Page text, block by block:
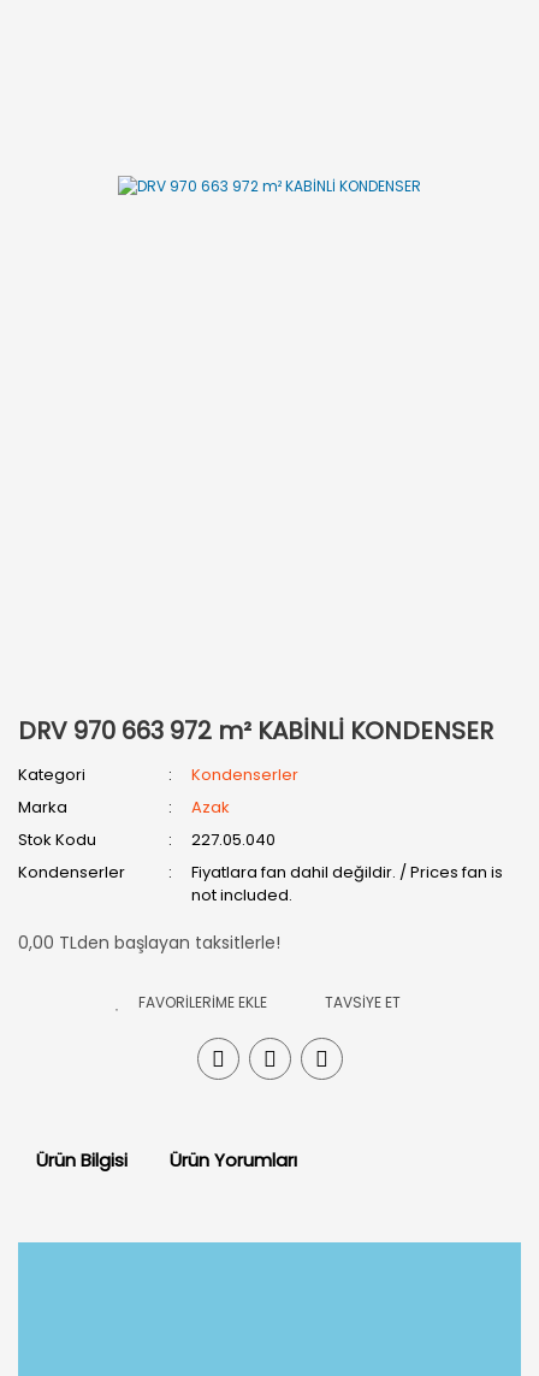
DRV 970 663 972 m² KABİNLİ KONDENSER
Kategori
Kondenserler
Marka
Azak
Stok Kodu
227.05.040
Kondenserler
Fiyatlara fan dahil değildir. / Prices fan is
not included.
0,00 TLden başlayan taksitlerle!
TAVSİYE ET
Ürün Bilgisi Ürün Yorumları